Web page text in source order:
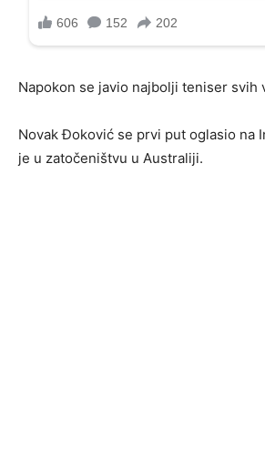
Napokon se javio najbolji teniser svih
Novak Đoković se prvi put oglasio na
je u zatočeništvu u Australiji.